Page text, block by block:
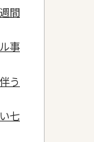
間
事
う
七